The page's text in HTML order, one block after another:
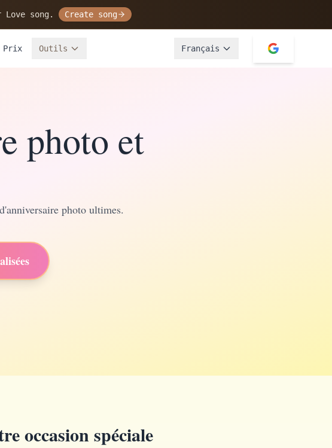
song. Create song
Prix Outils Français
photo et
photo ultimes.
occasion spéciale